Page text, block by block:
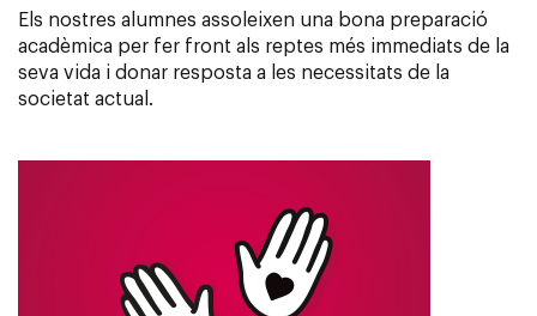
Els nostres alumnes assoleixen una bona preparació
acadèmica per fer front als reptes més immediats de la
seva vida i donar resposta a les necessitats de la
societat actual.